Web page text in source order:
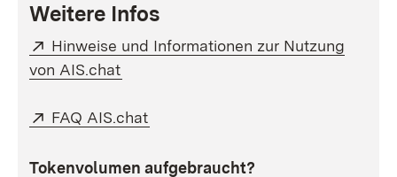
Weitere Infos
Extern:
Hinweise und Informationen zur Nutzung
von AIS.chat
Extern:
FAQ AIS.chat
Tokenvolumen aufgebraucht?